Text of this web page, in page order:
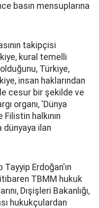
basın mensuplarına
takipçisi
kural temelli
Türkiye,
insan haklarından
cesur bir şekilde ve
organı, 'Dünya
halkının
dünyaya ilan
Erdoğan'ın
itibaren TBMM hukuk
Dışişleri Bakanlığı,
hukukçulardan